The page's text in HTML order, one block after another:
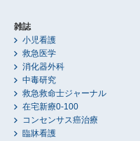
雑誌
小児看護
救急医学
消化器外科
中毒研究
救急救命士ジャーナル
在宅新療0-100
コンセンサス癌治療
臨牀看護